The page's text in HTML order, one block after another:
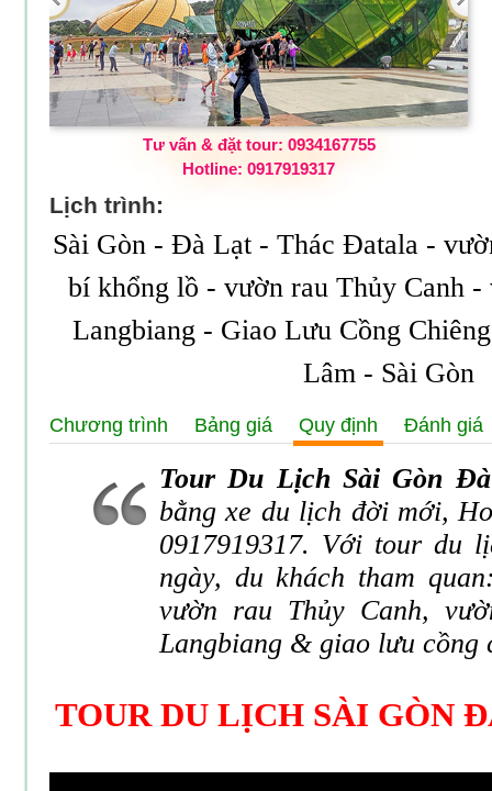
Tư vấn & đặt tour: 0934167755
Hotline: 0917919317
Lịch trình:
Sài Gòn - Đà Lạt - Thác Đatala -
bí khổng lồ - vườn rau Thủy Canh -
Langbiang - Giao Lưu Cồng
Lâm - Sài Gòn
Chương trình Bảng giá Quy định Đánh giá
Tour Du Lịch Sài Gòn
bằng xe du lịch đời mới,
0917919317. Với tour du
ngày, du khách tham
vườn rau Thủy Canh,
Langbiang & giao lưu cồng
TOUR DU LỊCH SÀI GÒN